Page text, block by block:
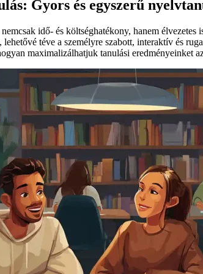
Gyors és egyszerű
idő- és költséghatékony, hanem élvezetes
téve a személyre szabott, interaktív és
maximalizálhatjuk tanulási eredményeinket